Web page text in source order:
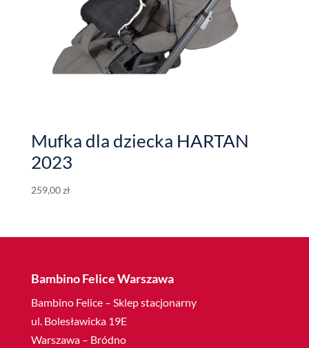
Mufka dla dziecka HARTAN
2023
259,00zł
Bambino Felice Warszawa
Bambino Felice – Sklep stacjonarny
ul. Bolesławicka 19E
Warszawa – Bródno